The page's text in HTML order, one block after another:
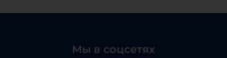
Мы в соцсетях